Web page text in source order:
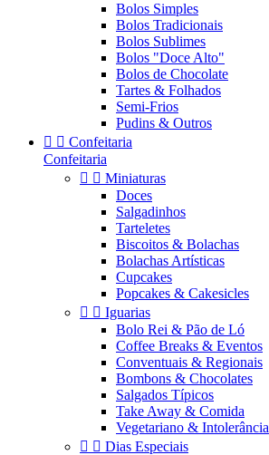
Bolos Simples
Bolos Tradicionais
Bolos Sublimes
Bolos "Doce Alto"
Bolos de Chocolate
Tartes & Folhados
Semi-Frios
Pudins & Outros
  Confeitaria
Confeitaria
  Miniaturas
Doces
Salgadinhos
Tarteletes
Biscoitos & Bolachas
Bolachas Artísticas
Cupcakes
Popcakes & Cakesicles
  Iguarias
Bolo Rei & Pão de Ló
Coffee Breaks & Eventos
Conventuais & Regionais
Bombons & Chocolates
Salgados Típicos
Take Away & Comida
Vegetariano & Intolerância
  Dias Especiais